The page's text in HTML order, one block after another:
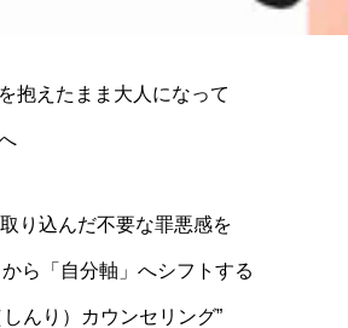
抱えたまま大人になって
り込んだ不要な罪悪感を
ら「自分軸」へシフトする
んり）カウンセリング”